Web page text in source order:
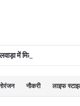
नौकरी लाइफ